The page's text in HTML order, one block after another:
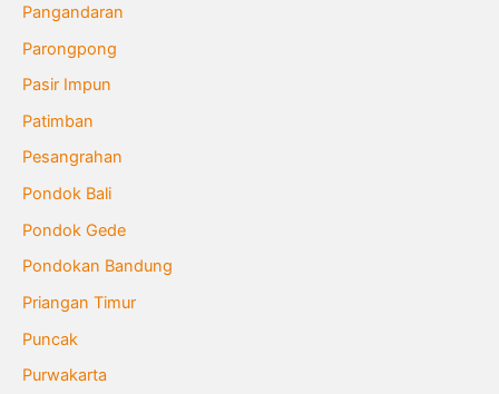
Pangandaran
Parongpong
Pasir Impun
Patimban
Pesangrahan
Pondok Bali
Pondok Gede
Pondokan Bandung
Priangan Timur
Puncak
Purwakarta